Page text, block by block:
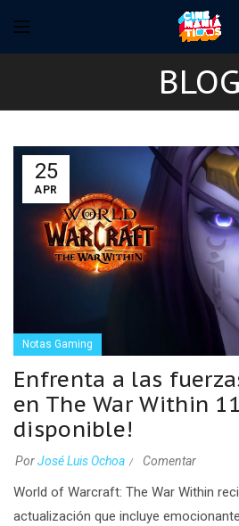
BLOG
25
APR
Notas Gaming
Enfrenta a las
en The War Within
disponible!
PorJosé Luis Ochoa Comentar
World of Warcraft: The War Within
actualización que incluye